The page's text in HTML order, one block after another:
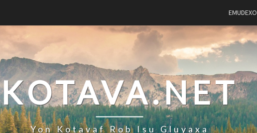
EMUDEXO
KOTAVA.NET
Yon Kotavaf Rob Isu Gluyaxa